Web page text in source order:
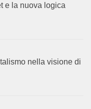
e la nuova logica
nella visione di